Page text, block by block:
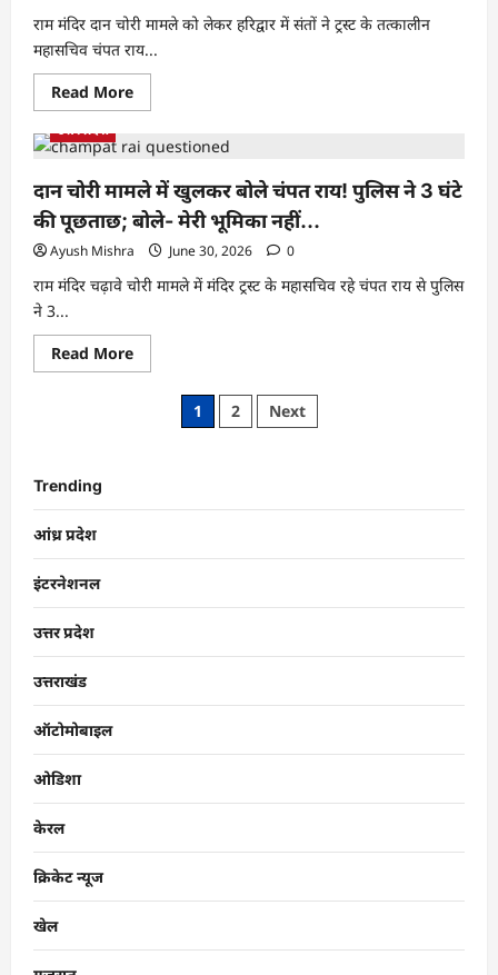
राम मंदिर दान चोरी मामले को लेकर हरिद्वार में संतों ने ट्रस्ट के तत्कालीन
महासचिव चंपत राय...
Read More
उत्तर प्रदेश
दान चोरी मामले में खुलकर बोले चंपत राय! पुलिस ने 3 घंटे
की पूछताछ; बोले- मेरी भूमिका नहीं…
Ayush Mishra June 30, 2026 0
राम मंदिर चढ़ावे चोरी मामले में मंदिर ट्रस्ट के महासचिव रहे चंपत राय से पुलिस
ने 3...
Read More
1 2 Next
Trending
आंध्र प्रदेश
इंटरनेशनल
उत्तर प्रदेश
उत्तराखंड
ऑटोमोबाइल
ओडिशा
केरल
क्रिकेट न्यूज
खेल